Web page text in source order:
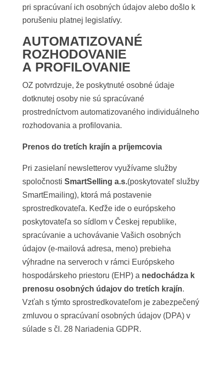
pri spracúvaní ich osobných údajov alebo došlo k
porušeniu platnej legislatívy.
AUTOMATIZOVANÉ
ROZHODOVANIE
A PROFILOVANIE
OZ potvrdzuje, že poskytnuté osobné údaje
dotknutej osoby nie sú spracúvané
prostredníctvom automatizovaného individuálneho
rozhodovania a profilovania.
Prenos do tretích krajín a príjemcovia
Pri zasielaní newsletterov využívame služby
spoločnosti SmartSelling a.s.(poskytovateľ služby
SmartEmailing), ktorá má postavenie
sprostredkovateľa. Keďže ide o európskeho
poskytovateľa so sídlom v Českej republike,
spracúvanie a uchovávanie Vašich osobných
údajov (e-mailová adresa, meno) prebieha
výhradne na serveroch v rámci Európskeho
hospodárskeho priestoru (EHP) a nedochádza k
prenosu osobných údajov do tretích krajín.
Vzťah s týmto sprostredkovateľom je zabezpečený
zmluvou o spracúvaní osobných údajov (DPA) v
súlade s čl. 28 Nariadenia GDPR.